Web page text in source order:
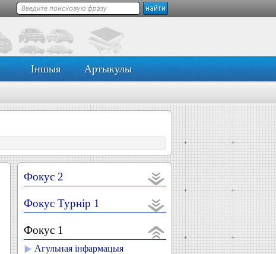
Іншыя Артыкулы
Фокус 2
Фокус Турнір 1
Фокус 1
Агульная інфармацыя